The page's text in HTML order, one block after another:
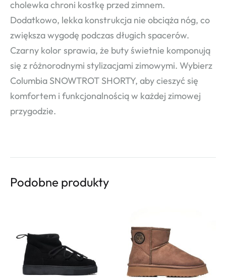
cholewka chroni kostkę przed zimnem.
Dodatkowo, lekka konstrukcja nie obciąża nóg, co
zwiększa wygodę podczas długich spacerów.
Czarny kolor sprawia, że buty świetnie komponują
się z różnorodnymi stylizacjami zimowymi. Wybierz
Columbia SNOWTROT SHORTY, aby cieszyć się
komfortem i funkcjonalnością w każdej zimowej
przygodzie.
Podobne produkty